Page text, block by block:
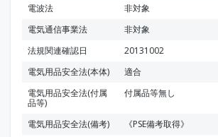
電波法
非対象
電気通信事業法
非対象
法規関連確認日
20131002
電気用品安全法(本体)
適合
電気用品安全法(付属
品等)
付属品等無し
電気用品安全法(備考) 《PSE備考取得》